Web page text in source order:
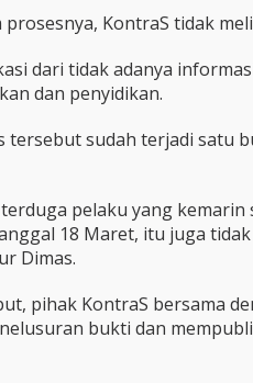
prosesnya, KontraS tidak
dari tidak adanya
dan penyidikan.
tersebut sudah terjadi satu
pelaku yang
18 Maret, itu juga
Dimas.
pihak KontraS bersama
bukti dan